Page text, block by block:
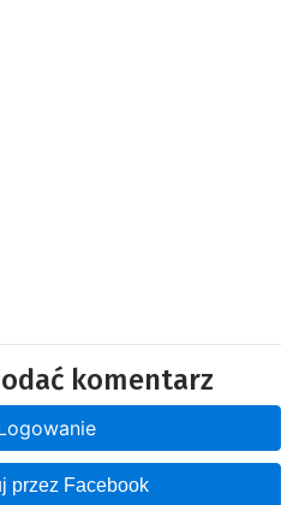
komentarz
przez Facebook